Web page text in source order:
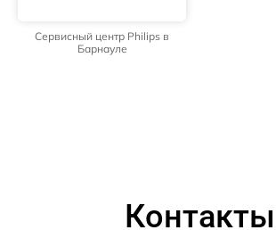
Сервисный центр Philips в
Барнауле
Контакты